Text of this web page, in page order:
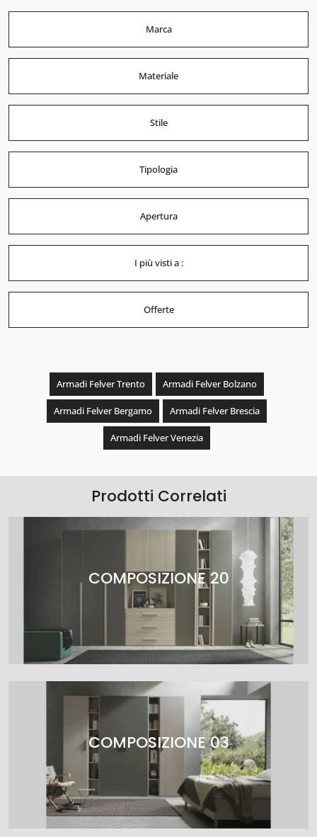
Marca
Materiale
Stile
Tipologia
Apertura
I più visti a :
Offerte
Armadi Felver Trento Armadi Felver Bolzano
Armadi Felver Bergamo Armadi Felver Brescia
Armadi Felver Venezia
Prodotti Correlati
COMPOSIZIONE 20
COMPOSIZIONE 03